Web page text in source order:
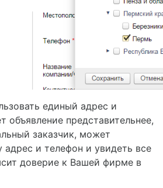
единый адрес и
объявление представительнее,
заказчик, может
адрес и телефон и увидеть все
доверие к Вашей фирме в